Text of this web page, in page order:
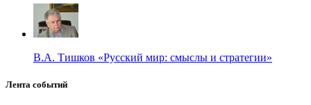
В.А. Тишков «Русский мир: смыслы и стратегии»
Лента событий